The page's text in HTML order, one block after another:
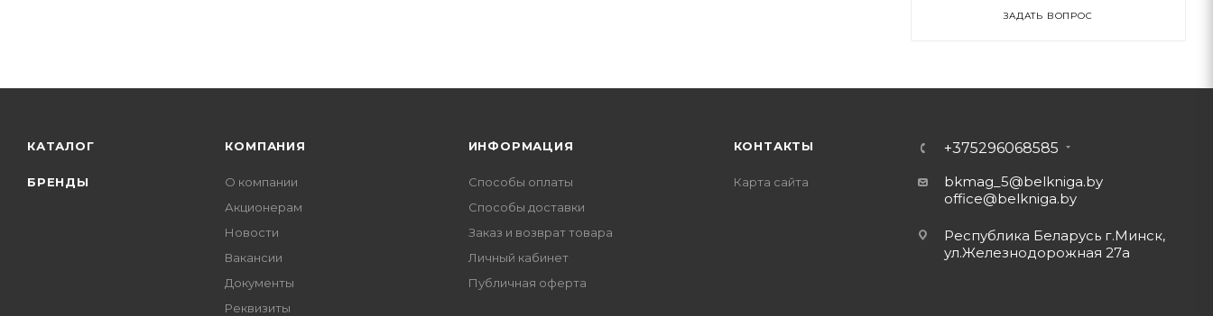
ЗАДАТЬ ВОПРОС
КАТАЛОГ
БРЕНДЫ
КОМПАНИЯ
О компании
Акционерам
Новости
Вакансии
Документы
Реквизиты
ИНФОРМАЦИЯ
Способы оплаты
Способы доставки
Заказ и возврат товара
Личный кабинет
Публичная оферта
КОНТАКТЫ
Карта сайта
+375296068585
bkmag_5@belkniga.by
office@belkniga.by
Республика Беларусь г.Минск,
ул.Железнодорожная 27а